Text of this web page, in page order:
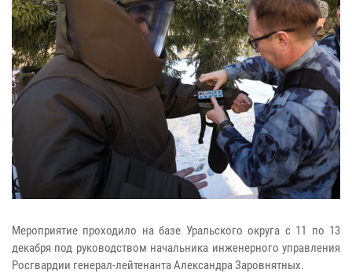
Мероприятие проходило на базе Уральского округа с 11 по 13
декабря под руководством начальника инженерного управления
Росгвардии генерал-лейтенанта Александра Заровнятных.